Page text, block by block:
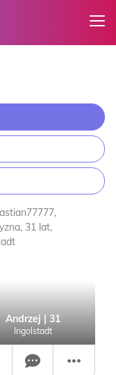
Andrzej | 31
Ingolstadt